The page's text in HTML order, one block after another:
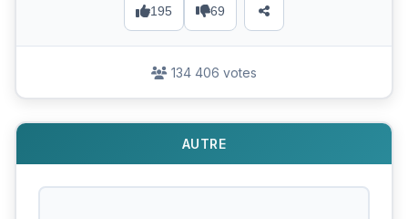
195 69
134 406 votes
AUTRE